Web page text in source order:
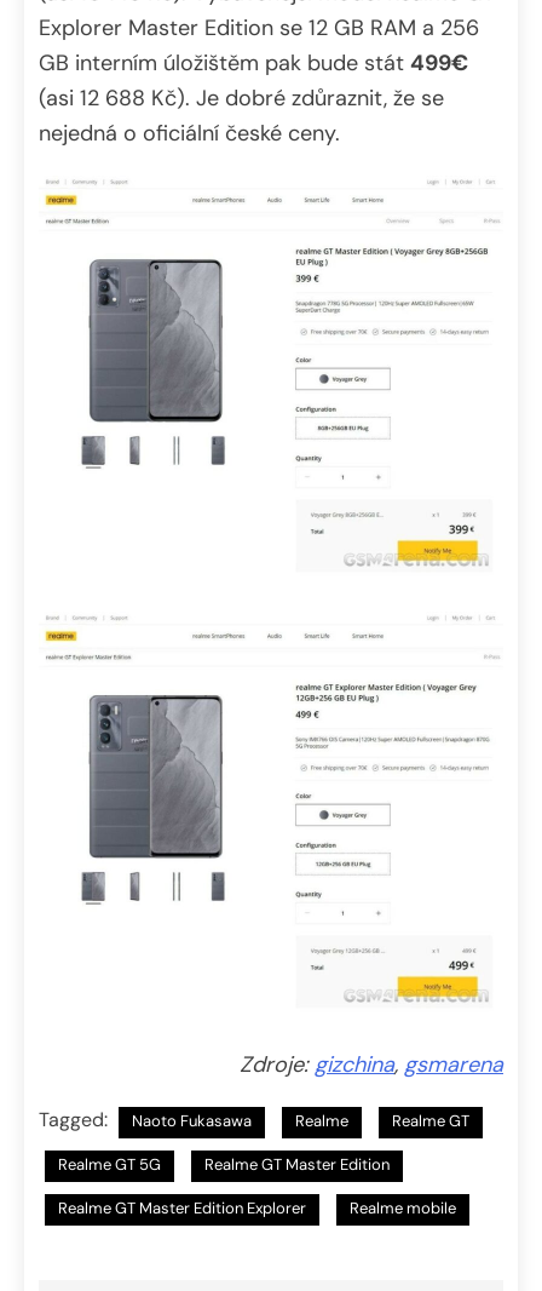
Explorer Master Edition se 12 GB RAM a 256
GB interním úložištěm pak bude stát 499€
(asi 12 688 Kč). Je dobré zdůraznit, že se
nejedná o oficiální české ceny.
Zdroje: gizchina, gsmarena
Tagged: Naoto Fukasawa Realme Realme GT
Realme GT 5G Realme GT Master Edition
Realme GT Master Edition Explorer Realme mobile